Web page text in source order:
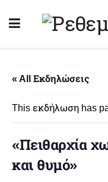
« All Εκδηλώσεις
This εκδήλωση has
«Πειθαρχία
και θυμό»